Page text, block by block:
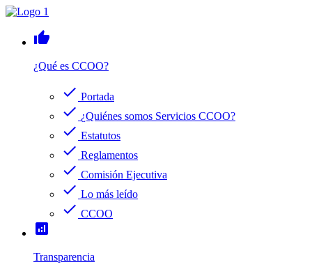
thumb_up
¿Qué es CCOO?
check Portada
check ¿Quiénes somos Servicios CCOO?
check Estatutos
check Reglamentos
check Comisión Ejecutiva
check Lo más leído
check CCOO
analytics
Transparencia